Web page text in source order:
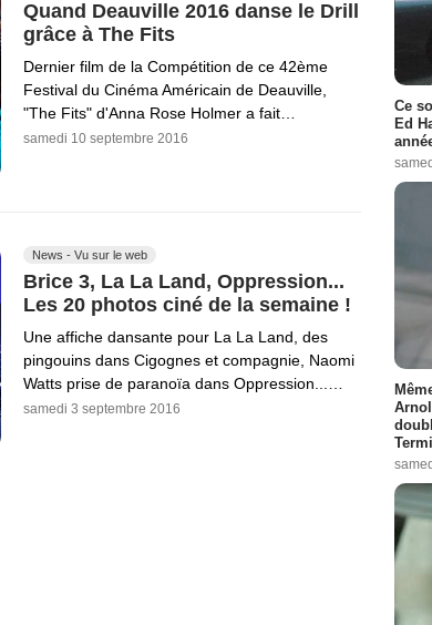
Quand Deauville 2016 danse le Drill
grâce à The Fits
Dernier film de la Compétition de ce 42ème
Festival du Cinéma Américain de Deauville,
"The Fits" d'Anna Rose Holmer a fait…
samedi 10 septembre 2016
News - Vu sur le web
Brice 3, La La Land, Oppression...
Les 20 photos ciné de la semaine !
Une affiche dansante pour La La Land, des
pingouins dans Cigognes et compagnie, Naomi
Watts prise de paranoïa dans Oppression...…
samedi 3 septembre 2016
Ce
Ed